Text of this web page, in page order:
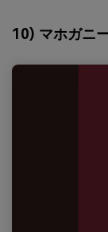
10) マホガニ